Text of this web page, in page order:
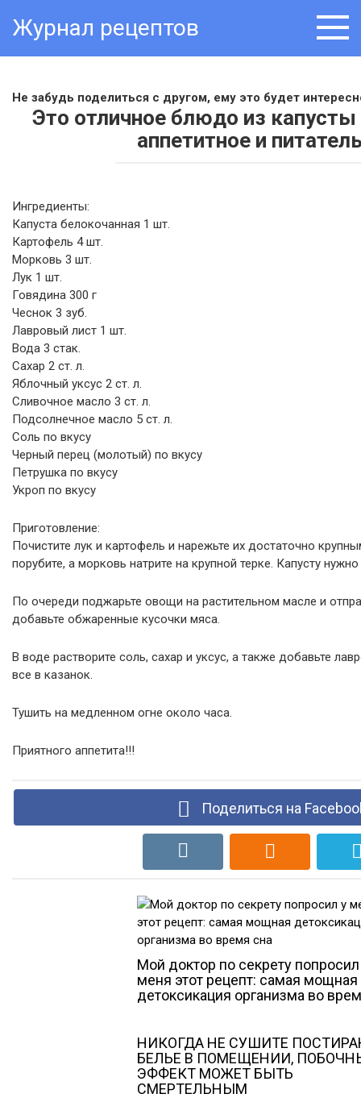
content
Журнал рецептов
Не забудь поделиться с другом, ему это будет
Это отличное блюдо из
аппетитное и
Ингредиенты:
Капуста белокочанная 1 шт.
Картофель 4 шт.
Морковь 3 шт.
Лук 1 шт.
Говядина 300 г
Чеснок 3 зуб.
Лавровый лист 1 шт.
Вода 3 стак.
Сахар 2 ст. л.
Яблочный уксус 2 ст. л.
Сливочное масло 3 ст. л.
Подсолнечное масло 5 ст. л.
Соль по вкусу
Черный перец (молотый) по вкусу
Петрушка по вкусу
Укроп по вкусу
Приготовление:
Почистите лук и картофель и нарежьте их достаточно
порубите, а морковь натрите на крупной терке. Капусту
По очереди поджарьте овощи на растительном масле и
добавьте обжаренные кусочки мяса.
В воде растворите соль, сахар и уксус, а также добавьте
все в казанок.
Тушить на медленном огне около часа.
Приятного аппетита!!!
Поделиться на
Мой доктор по секрету попросил
меня этот рецепт: самая мощная
детоксикация организма во
НИКОГДА НЕ СУШИТЕ
БЕЛЬЕ В ПОМЕЩЕНИИ,
ЭФФЕКТ МОЖЕТ БЫТЬ
СМЕРТЕЛЬНЫМ